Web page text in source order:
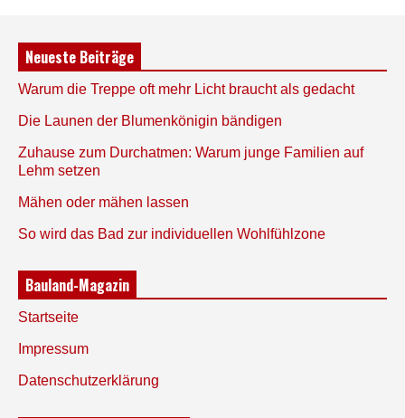
Neueste Beiträge
Warum die Treppe oft mehr Licht braucht als gedacht
Die Launen der Blumenkönigin bändigen
Zuhause zum Durchatmen: Warum junge Familien auf
Lehm setzen
Mähen oder mähen lassen
So wird das Bad zur individuellen Wohlfühlzone
Bauland-Magazin
Startseite
Impressum
Datenschutzerklärung